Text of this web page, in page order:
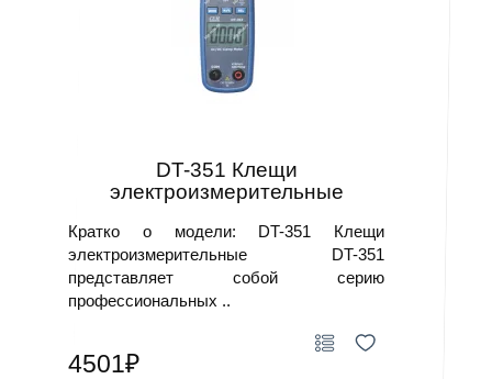
DT-351 Клещи
электроизмерительные
Кратко о модели: DT-351 Клещи
электроизмерительные DT-351
представляет собой серию
профессиональных ..
4501₽